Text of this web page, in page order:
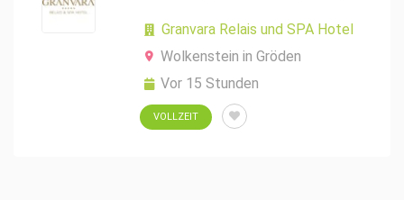
Granvara Relais und SPA Hotel
Wolkenstein in Gröden
Vor 15 Stunden
VOLLZEIT